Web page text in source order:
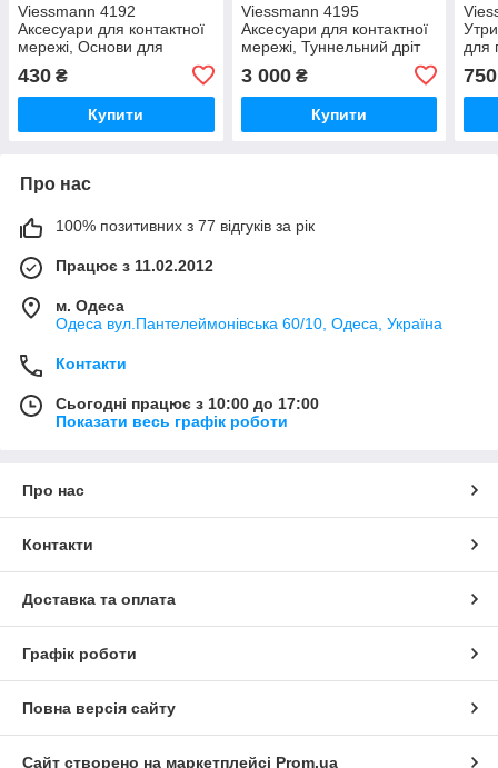
Viessmann 4192
Аксесуари для контактної
мережі, Основи для
встановлення щог 5 штук,
масштабу 1/87, H0
430 ₴
Купити
Viessmann 4195
Аксесуари для контактної
мережі, Туннельний дріт
опорами, масштабу 1/87,
H0
3 000₴
Купити
для
750
Про нас
100% позитивних з 77 відгуків за рік
Працює з 11.02.2012
м. Одеса
Одеса вул.Пантелеймонівська 60/10, Одеса, Україна
Контакти
Сьогодні працює з 10:00 до 17:00
Показати весь графік роботи
Про нас
Контакти
Доставка та оплата
Графік роботи
Повна версія сайту
Сайт створено на маркетплейсі Prom.ua